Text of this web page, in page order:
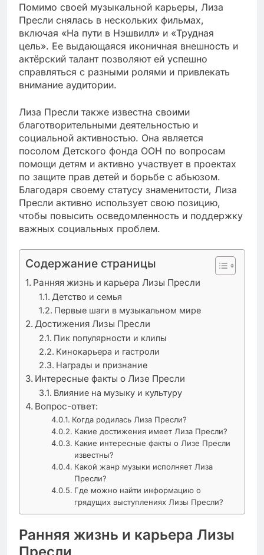
Помимо своей музыкальной карьеры, Лиза
Пресли снялась в нескольких фильмах,
включая «На пути в Нэшвилл» и «Трудная
цель». Ее выдающаяся иконичная внешность и
актёрский талант позволяют ей успешно
справляться с разными ролями и привлекать
внимание аудитории.
Лиза Пресли также известна своими
благотворительными деятельностью и
социальной активностью. Она является
посолом Детского фонда ООН по вопросам
помощи детям и активно участвует в проектах
по защите прав детей и борьбе с абьюзом.
Благодаря своему статусу знаменитости, Лиза
Пресли активно использует свою позицию,
чтобы повысить осведомленность и поддержку
важных социальных проблем.
Содержание страницы
Ранняя жизнь и карьера Лизы Пресли
Детство и семья
Первые шаги в музыкальном мире
Достижения Лизы Пресли
Пик популярности и клипы
Кинокарьера и гастроли
Награды и признание
Интересные факты о Лизе Пресли
Влияние на музыку и культуру
Вопрос-ответ:
Когда родилась Лиза Пресли?
Какие достижения имеет Лиза Пресли?
Какие интересные факты о Лизе Пресли
известны?
Какой жанр музыки исполняет Лиза
Пресли?
Где можно найти информацию о
грядущих выступлениях Лизы Пресли?
Ранняя жизнь и карьера Лизы